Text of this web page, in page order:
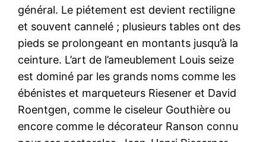
général. Le piétement est devient rectiligne
et souvent cannelé ; plusieurs tables ont des
pieds se prolongeant en montants jusqu’à la
ceinture. L’art de l’ameublement Louis seize
est dominé par les grands noms comme les
ébénistes et marqueteurs Riesener et David
Roentgen, comme le ciseleur Gouthière ou
encore comme le décorateur Ranson connu